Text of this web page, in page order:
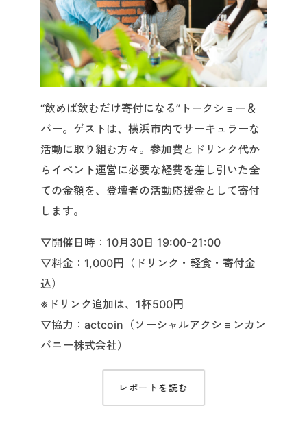
“飲めば飲むだけ寄付になる”トークショー＆
バー。ゲストは、横浜市内でサーキュラーな
活動に取り組む方々。参加費とドリンク代か
らイベント運営に必要な経費を差し引いた全
ての金額を、登壇者の活動応援金として寄付
します。
▽開催日時：10月30日 19:00-21:00
▽料金：1,000円（ドリンク・軽食・寄付金
込）
※ドリンク追加は、1杯500円
▽協力：actcoin（ソーシャルアクションカン
パニー株式会社）
レポートを読む